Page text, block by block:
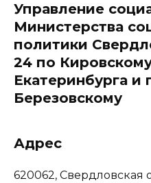
Управление
Министерства
политики
24 по
Екатеринбурга и
Березовскому
Адрес
620062, Свердловская